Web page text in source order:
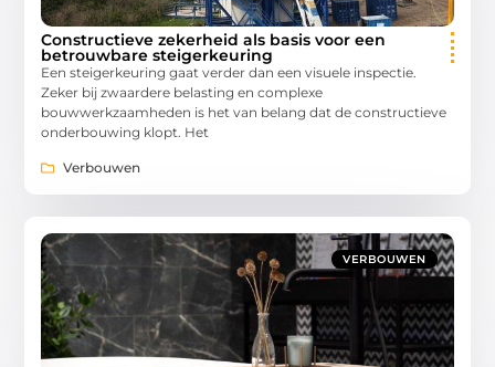
Constructieve zekerheid als basis voor een
betrouwbare steigerkeuring
Een steigerkeuring gaat verder dan een visuele inspectie.
Zeker bij zwaardere belasting en complexe
bouwwerkzaamheden is het van belang dat de constructieve
onderbouwing klopt. Het
Verbouwen
VERBOUWEN